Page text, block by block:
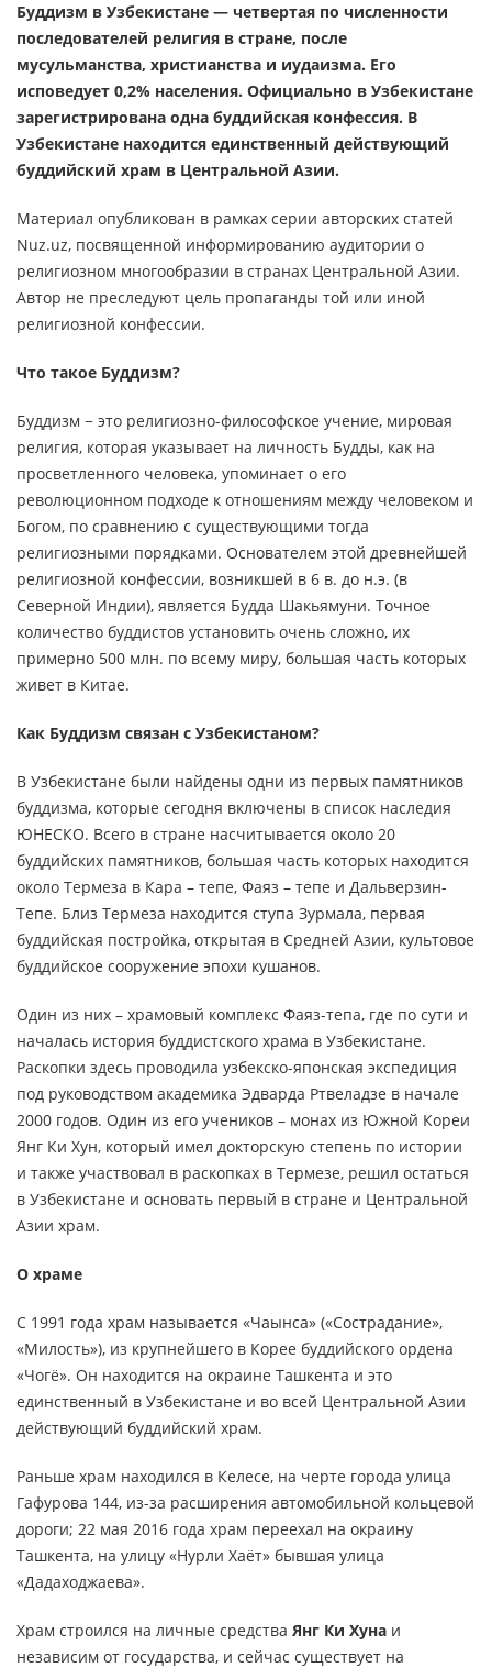
Буддизм в Узбекистане — четвертая по численности
последователей религия в стране, после
мусульманства, христианства и иудаизма. Его
исповедует 0,2% населения. Официально в Узбекистане
зарегистрирована одна буддийская конфессия. В
Узбекистане находится единственный действующий
буддийский храм в Центральной Азии.
Материал опубликован в рамках серии авторских статей
Nuz.uz, посвященной информированию аудитории о
религиозном многообразии в странах Центральной Азии.
Автор не преследуют цель пропаганды той или иной
религиозной конфессии.
Что такое Буддизм?
Буддизм − это религиозно-философское учение, мировая
религия, которая указывает на личность Будды, как на
просветленного человека, упоминает о его
революционном подходе к отношениям между человеком и
Богом, по сравнению с существующими тогда
религиозными порядками. Основателем этой древнейшей
религиозной конфессии, возникшей в 6 в. до н.э. (в
Северной Индии), является Будда Шакьямуни. Точное
количество буддистов установить очень сложно, их
примерно 500 млн. по всему миру, большая часть которых
живет в Китае.
Как Буддизм связан с Узбекистаном?
В Узбекистане были найдены одни из первых памятников
буддизма, которые сегодня включены в список наследия
ЮНЕСКО. Всего в стране насчитывается около 20
буддийских памятников, большая часть которых находится
около Термеза в Кара – тепе, Фаяз – тепе и Дальверзин-
Тепе. Близ Термеза находится ступа Зурмала, первая
буддийская постройка, открытая в Средней Азии, культовое
буддийское сооружение эпохи кушанов.
Один из них – храмовый комплекс Фаяз-тепа, где по сути и
началась история буддистского храма в Узбекистане.
Раскопки здесь проводила узбекско-японская экспедиция
под руководством академика Эдварда Ртвеладзе в начале
2000 годов. Один из его учеников – монах из Южной Кореи
Янг Ки Хун, который имел докторскую степень по истории
и также участвовал в раскопках в Термезе, решил остаться
в Узбекистане и основать первый в стране и Центральной
Азии храм.
О храме
С 1991 года храм называется «Чаынса» («Сострадание»,
«Милость»), из крупнейшего в Корее буддийского ордена
«Чогё». Он находится на окраине Ташкента и это
единственный в Узбекистане и во всей Центральной Азии
действующий буддийский храм.
Раньше храм находился в Келесе, на черте города улица
Гафурова 144, из-за расширения автомобильной кольцевой
дороги; 22 мая 2016 года храм переехал на окраину
Ташкента, на улицу «Нурли Хаёт» бывшая улица
«Дадаходжаева».
Храм строился на личные средства Янг Ки Хуна и
независим от государства, и сейчас существует на